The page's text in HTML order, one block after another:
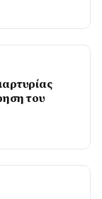
του